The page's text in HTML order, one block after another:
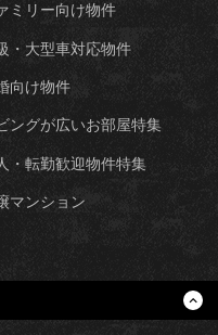
ミリー向け物件
・大型車対応物件
向け物件
ングが広いお部屋特集
・転勤歓迎物件特集
マンション